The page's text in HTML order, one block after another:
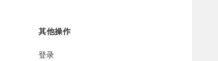
其他操作
登录